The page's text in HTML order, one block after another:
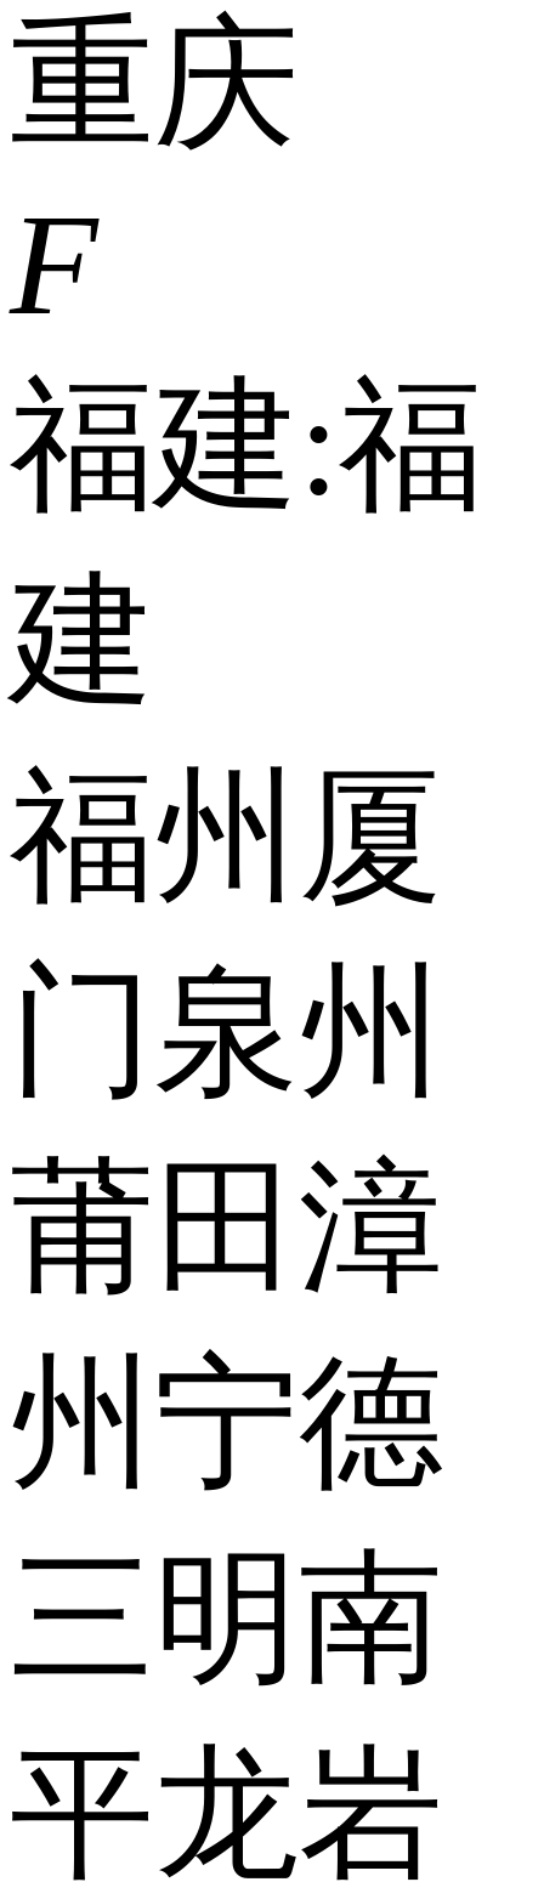
重庆
F
福建:福
建
福州 厦
门泉州
莆田 漳
州 宁德
三明南
平龙岩